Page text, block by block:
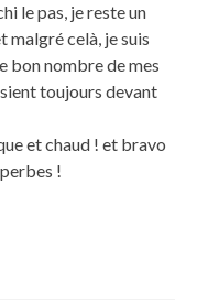
le pas, je reste un
celà, je suis
bon nombre de mes
toujours devant
et chaud ! et bravo
!